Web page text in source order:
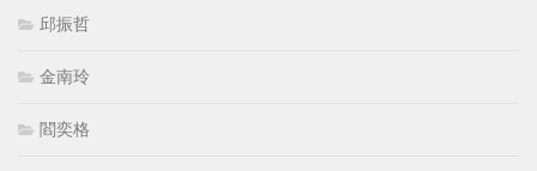
邱振哲
金南玲
閻奕格